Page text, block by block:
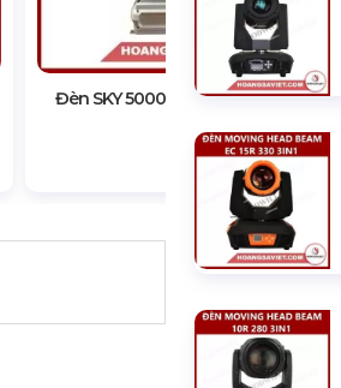
Đèn SKY 5000 - ĐÈN RỌI TRỜI